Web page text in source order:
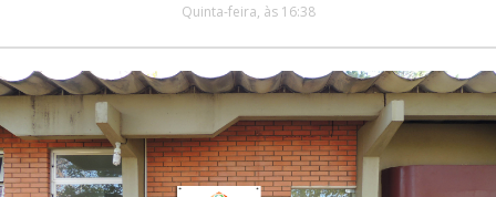
Quinta-feira, às 16:38